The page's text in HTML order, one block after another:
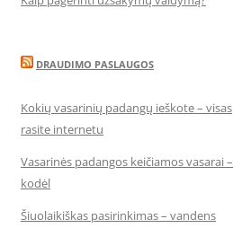
DRAUDIMO PASLAUGOS
Kokių vasarinių padangų ieškote – visas
rasite internetu
Vasarinės padangos keičiamos vasarai –
kodėl
Šiuolaikiškas pasirinkimas – vandens